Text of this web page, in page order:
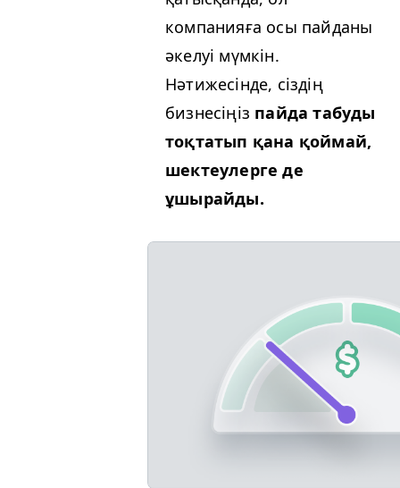
компанияға осы пайданы
әкелуі мүмкін.
Нәтижесінде, сіздің
бизнесіңіз пайда табуды
тоқтатып қана қоймай,
шектеулерге де
ұшырайды.